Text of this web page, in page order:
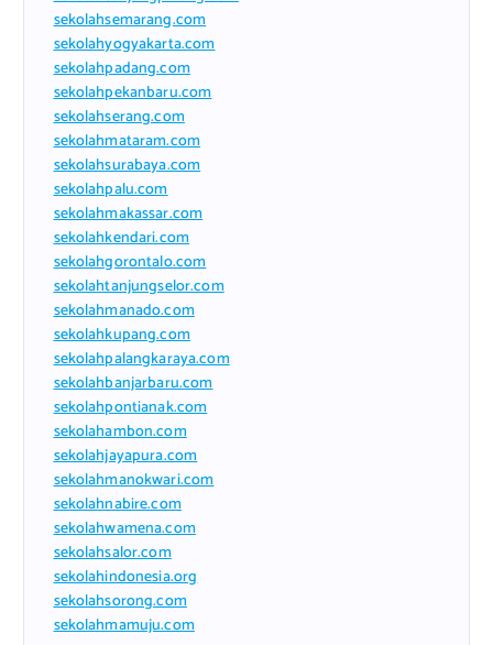
sekolahsemarang.com
sekolahyogyakarta.com
sekolahpadang.com
sekolahpekanbaru.com
sekolahserang.com
sekolahmataram.com
sekolahsurabaya.com
sekolahpalu.com
sekolahmakassar.com
sekolahkendari.com
sekolahgorontalo.com
sekolahtanjungselor.com
sekolahmanado.com
sekolahkupang.com
sekolahpalangkaraya.com
sekolahbanjarbaru.com
sekolahpontianak.com
sekolahambon.com
sekolahjayapura.com
sekolahmanokwari.com
sekolahnabire.com
sekolahwamena.com
sekolahsalor.com
sekolahindonesia.org
sekolahsorong.com
sekolahmamuju.com